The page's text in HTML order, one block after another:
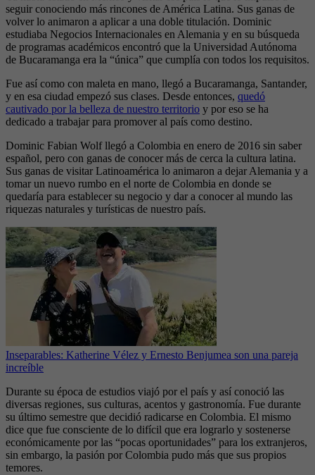
seguir conociendo más rincones de América Latina. Sus ganas de
volver lo animaron a aplicar a una doble titulación. Dominic
estudiaba Negocios Internacionales en Alemania y en su búsqueda
de programas académicos encontró que la Universidad Autónoma
de Bucaramanga era la “única” que cumplía con todos los requisitos.
Fue así como con maleta en mano, llegó a Bucaramanga, Santander,
y en esa ciudad empezó sus clases. Desde entonces, quedó
cautivado por la belleza de nuestro territorio y por eso se ha
dedicado a trabajar para promover al país como destino.
Dominic Fabian Wolf llegó a Colombia en enero de 2016 sin saber
español, pero con ganas de conocer más de cerca la cultura latina.
Sus ganas de visitar Latinoamérica lo animaron a dejar Alemania y a
tomar un nuevo rumbo en el norte de Colombia en donde se
quedaría para establecer su negocio y dar a conocer al mundo las
riquezas naturales y turísticas de nuestro país.
Inseparables: Katherine Vélez y Ernesto Benjumea son una pareja
increíble
Durante su época de estudios viajó por el país y así conoció las
diversas regiones, sus culturas, acentos y gastronomía. Fue durante
su último semestre que decidió radicarse en Colombia. El mismo
dice que fue consciente de lo difícil que era lograrlo y sostenerse
económicamente por las “pocas oportunidades” para los extranjeros,
sin embargo, la pasión por Colombia pudo más que sus propios
temores.